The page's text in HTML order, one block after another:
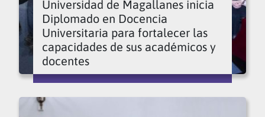
Universidad de Magallanes inicia
Diplomado en Docencia
Universitaria para fortalecer las
capacidades de sus académicos y
docentes